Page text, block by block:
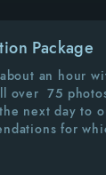
Package
an hour
over 75
next day to
for